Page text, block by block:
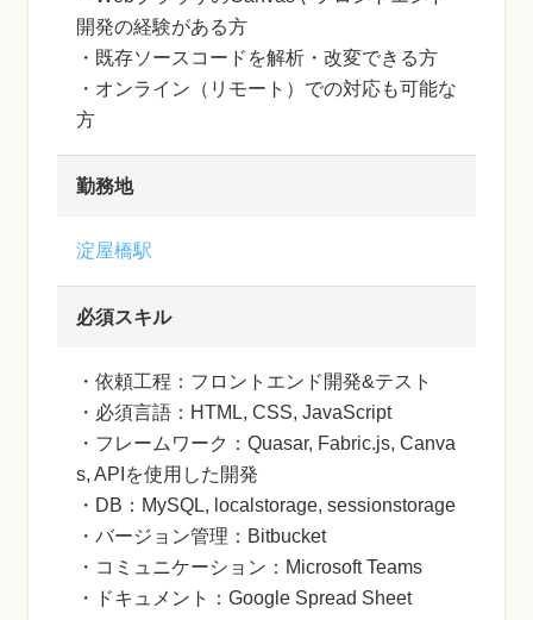
開発の経験がある方
・既存ソースコードを解析・改変できる方
・オンライン（リモート）での対応も可能な
方
勤務地
淀屋橋駅
必須スキル
・依頼工程：フロントエンド開発&テスト
・必須言語：HTML, CSS, JavaScript
・フレームワーク：Quasar, Fabric.js, Canva
s, APIを使用した開発
・DB：MySQL, localstorage, sessionstorage
・バージョン管理：Bitbucket
・コミュニケーション：Microsoft Teams
・ドキュメント：Google Spread Sheet